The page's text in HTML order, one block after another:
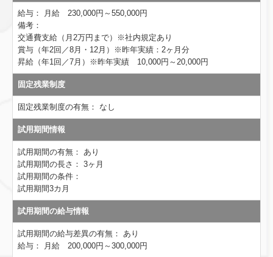
給与：
月給 230,000円～550,000円
備考：
交通費支給（月2万円まで）※社内規定あり
賞与（年2回／8月・12月）※昨年実績：2ヶ月分
昇給（年1回／7月）※昨年実績 10,000円～20,000円
固定残業制度
固定残業制度の有無： なし
試用期間情報
試用期間の有無： あり
試用期間の長さ： 3ヶ月
試用期間の条件：
試用期間3カ月
試用期間の給与情報
試用期間の給与差異の有無： あり
給与：
月給 200,000円～300,000円